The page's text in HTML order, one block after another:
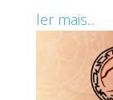
ler mais...